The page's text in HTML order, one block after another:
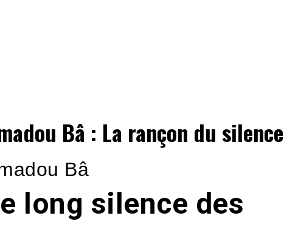
Bâ : La rançon du silence
Bâ
long silence des